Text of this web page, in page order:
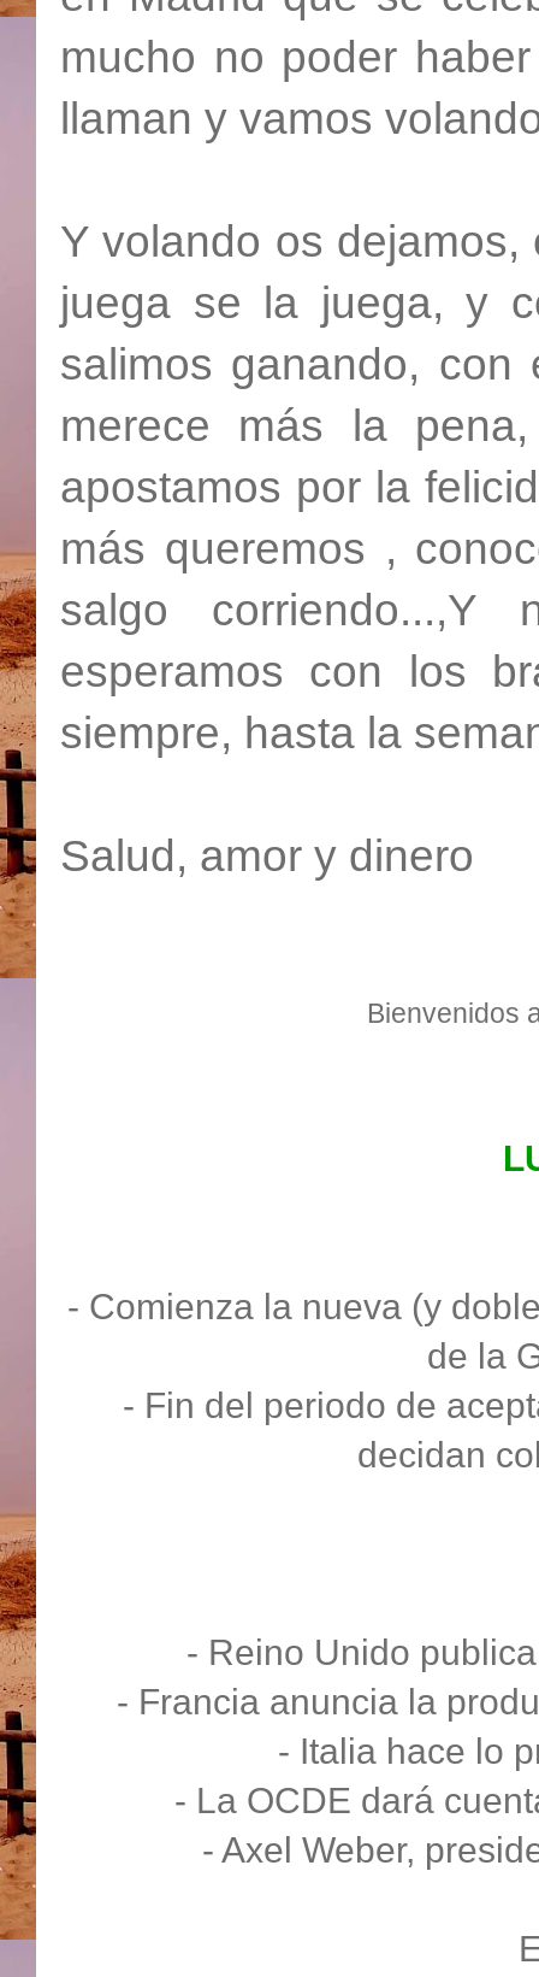
mucho no poder
llaman y vamos
Y volando os
juega se la juega, y
salimos ganando,
merece más la
apostamos por la
más queremos ,
salgo
esperamos con los
siempre, hasta la
Salud, amor y dinero
Bienvenidos
- Comienza la nueva (y
de la
- Fin del periodo de
decidan
- Reino Unido
- Francia anuncia la
- Italia hace lo
- La OCDE dará
- Axel Weber,